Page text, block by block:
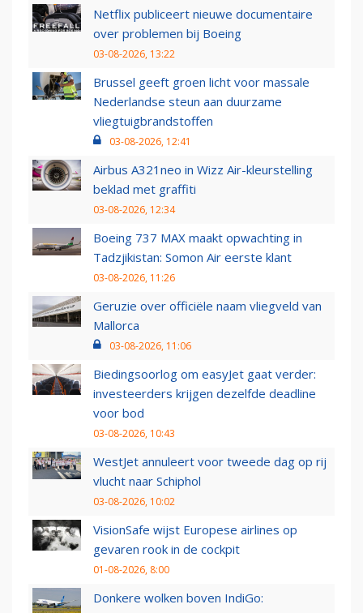
Netflix publiceert nieuwe documentaire
over problemen bij Boeing
03-08-2026, 13:22
Brussel geeft groen licht voor massale
Nederlandse steun aan duurzame
vliegtuigbrandstoffen
03-08-2026, 12:41
Airbus A321neo in Wizz Air-kleurstelling
beklad met graffiti
03-08-2026, 12:34
Boeing 737 MAX maakt opwachting in
Tadzjikistan: Somon Air eerste klant
03-08-2026, 11:26
Geruzie over officiële naam vliegveld van
Mallorca
03-08-2026, 11:06
Biedingsoorlog om easyJet gaat verder:
investeerders krijgen dezelfde deadline
voor bod
03-08-2026, 10:43
WestJet annuleert voor tweede dag op rij
vlucht naar Schiphol
03-08-2026, 10:02
VisionSafe wijst Europese airlines op
gevaren rook in de cockpit
01-08-2026, 8:00
Donkere wolken boven IndiGo: